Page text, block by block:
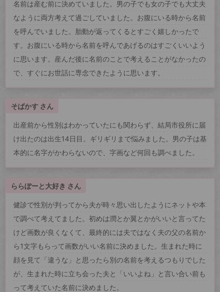
名前は産む前に決めていました。男の子でも女の子でも大丈夫
なように両方考えて過ごしていました。お腹にいる時から名前
を呼んでいました。胎動が返ってくるとすごく嬉しかったで
す。お腹にいる時から名前を呼んであげるのはすごくいいよう
に思います。産んだ後に名前のことで考えることがなかったの
で、すぐにお世話に専念できたように思います。
そばかす さん
出産前から性別はわかっていたにも関わらず、結局市役所に届
け出たのは出生14日目。ギリギリまで悩みました。男の子は基
本的に名字がかわらないので、字画など何回も調べました。
ららぽーと大好き さん
健診で性別が判ってから夫が時々思い出したようにネットや本
で調べて考えてました。初めは潤とか翼とかがいいと言ってた
けど画数が良くなくて、最終的には夫ではなく夫の父の名前か
ら1文字もらって画数がいい名前に決めました。生まれた時に
顔を見て「違うな」と思ったら別の名前を考えるつもりでした
が、生まれた時に立ち会った夫と「いいよね」と言い合い前も
って考えていた名前に決めました。